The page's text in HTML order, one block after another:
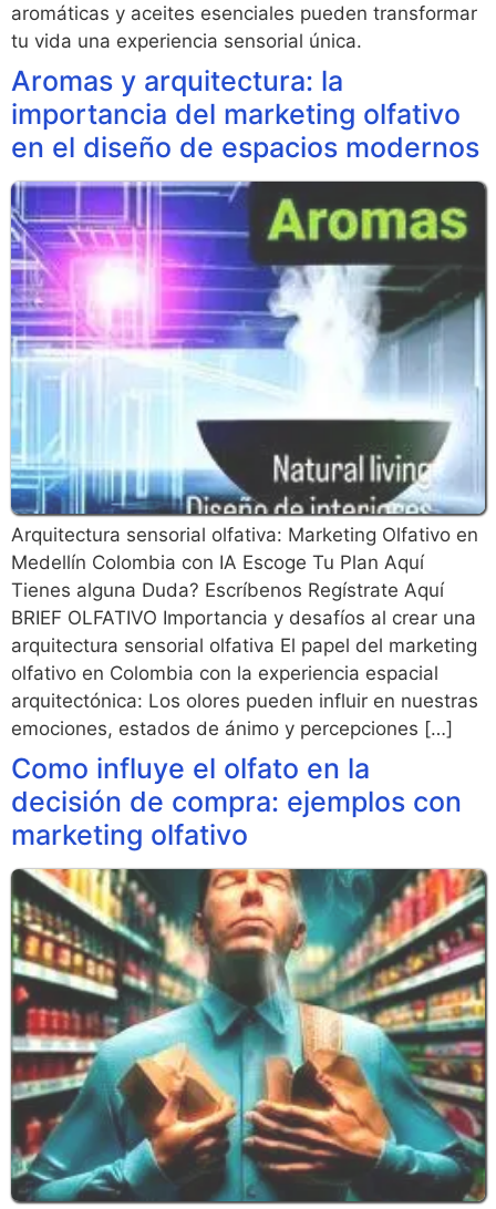
aromáticas y aceites esenciales pueden transformar
tu vida una experiencia sensorial única.
Aromas y arquitectura: la
importancia del marketing olfativo
en el diseño de espacios modernos
Arquitectura sensorial olfativa: Marketing Olfativo en
Medellín Colombia con IA Escoge Tu Plan Aquí
Tienes alguna Duda? Escríbenos Regístrate Aquí
BRIEF OLFATIVO Importancia y desafíos al crear una
arquitectura sensorial olfativa El papel del marketing
olfativo en Colombia con la experiencia espacial
arquitectónica: Los olores pueden influir en nuestras
emociones, estados de ánimo y percepciones […]
Como influye el olfato en la
decisión de compra: ejemplos con
marketing olfativo